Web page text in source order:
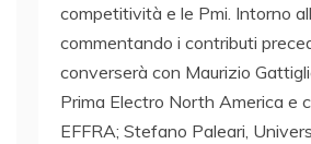
competitività e le Pmi. Intorno
commentando i contributi
converserà con Maurizio
Prima Electro North America e
EFFRA; Stefano Paleari,